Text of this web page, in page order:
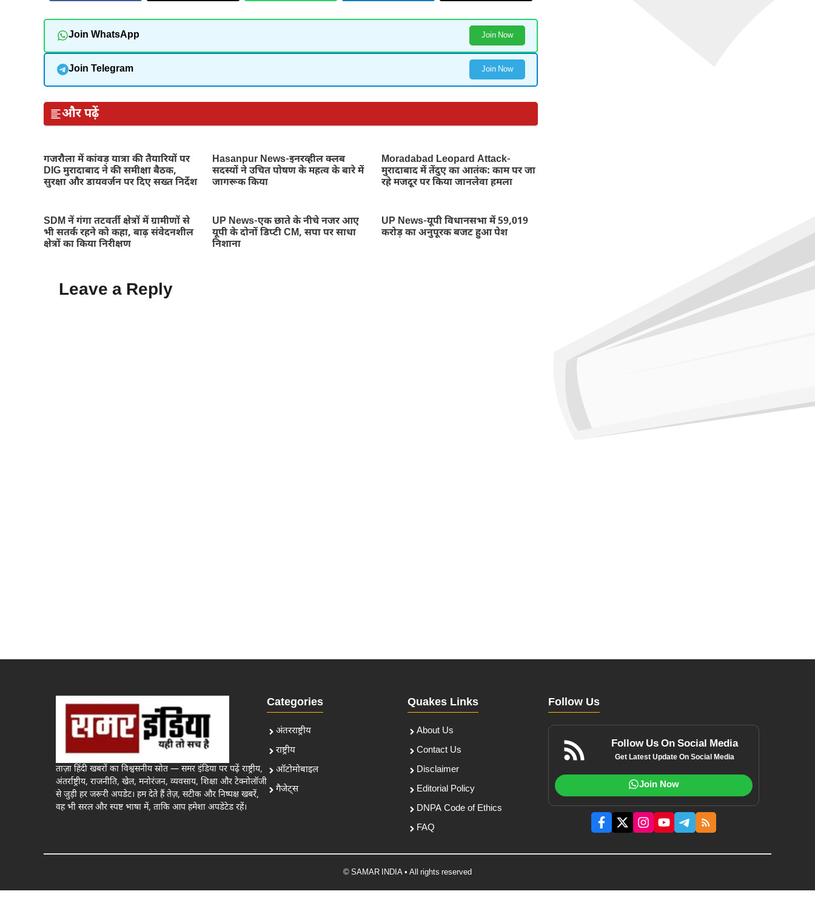
Join WhatsApp Join Now
Join Telegram Join Now
और पढ़ें
गजरौला में कांवड़ यात्रा की तैयारियों पर
DIG मुरादाबाद ने की समीक्षा बैठक,
सुरक्षा और डायवर्जन पर दिए सख्त निर्देश
Hasanpur News-इनरव्हील क्लब
सदस्यों ने उचित पोषण के महत्व के बारे में
जागरूक किया
Moradabad Leopard Attack-
मुरादाबाद में तेंदुए का आतंक: काम पर जा
रहे मजदूर पर किया जानलेवा हमला
SDM नें गंगा तटवर्ती क्षेत्रों में ग्रामीणों से
भी सतर्क रहने को कहा, बाढ़ संवेदनशील
क्षेत्रों का किया निरीक्षण
UP News-एक छाते के नीचे नजर आए
यूपी के दोनों डिप्टी CM, सपा पर साधा
निशाना
UP News-यूपी विधानसभा में 59,019
करोड़ का अनुपूरक बजट हुआ पेश
Leave a Reply
ताज़ा हिंदी खबरों का विश्वसनीय स्रोत — समर इंडिया पर पढ़ें राष्ट्रीय,
अंतर्राष्ट्रीय, राजनीति, खेल, मनोरंजन, व्यवसाय, शिक्षा और टेक्नोलॉजी
से जुड़ी हर जरूरी अपडेट। हम देते हैं तेज़, सटीक और निष्पक्ष खबरें,
वह भी सरल और स्पष्ट भाषा में, ताकि आप हमेशा अपडेटेड रहें।
Categories
अंतरराष्ट्रीय
राष्ट्रीय
ऑटोमोबाइल
गैजेट्स
Quakes Links
About Us
Contact Us
Disclaimer
Editorial Policy
DNPA Code of Ethics
FAQ
Follow Us
Follow Us On Social Media
Get Latest Update On Social Media
Join Now
© SAMAR INDIA • All rights reserved